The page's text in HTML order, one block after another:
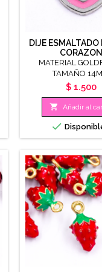
DIJE ESMALTADO
CORAZON
MATERIAL
TAMAÑO
Precio
$ 1.500
 Añadir al
